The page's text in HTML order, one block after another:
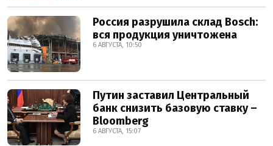
Россия разрушила склад Bosch:
вся продукция уничтожена
6 АВГУСТА, 10:50
Путин заставил Центральный
банк снизить базовую ставку –
Bloomberg
6 АВГУСТА, 15:07